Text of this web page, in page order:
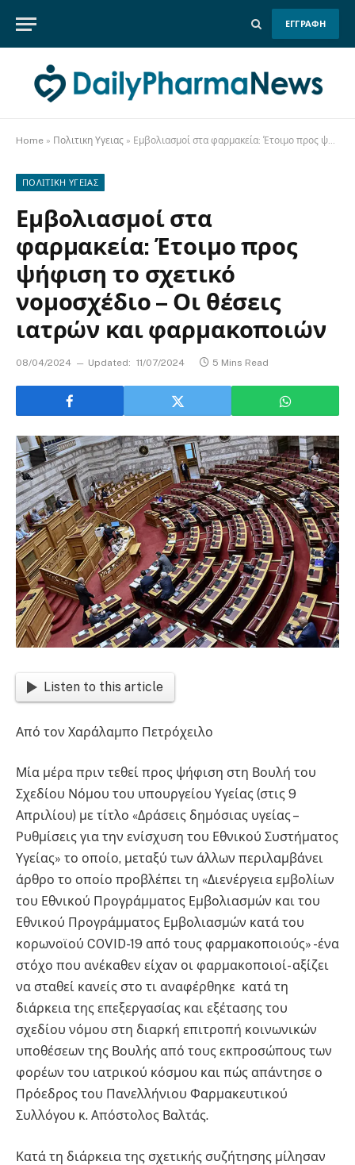
ΕΓΓΡΑΦΗ
Home » Πολιτικη Υγειας » Εμβολιασμοί στα φαρμακεία: Έτοιμο προς ψήφιση το σχετικό νομοσχέδιο – Οι θέσεις ιατρών και φαρμακοποιών
ΠΟΛΙΤΙΚΗ ΥΓΕΙΑΣ
Εμβολιασμοί στα
φαρμακεία: Έτοιμο προς
ψήφιση το σχετικό
νομοσχέδιο – Οι θέσεις
ιατρών και φαρμακοποιών
08/04/2024 Updated: 11/07/2024 5 Mins Read
Listen to this article
Από τον Χαράλαμπο Πετρόχειλο
Μία μέρα πριν τεθεί προς ψήφιση στη Βουλή του
Σχεδίου Νόμου του υπουργείου Υγείας (στις 9
Απριλίου) με τίτλο «Δράσεις δημόσιας υγείας –
Ρυθμίσεις για την ενίσχυση του Εθνικού Συστήματος
Υγείας» το οποίο, μεταξύ των άλλων περιλαμβάνει
άρθρο το οποίο προβλέπει τη «Διενέργεια εμβολίων
του Εθνικού Προγράμματος Εμβολιασμών και του
Εθνικού Προγράμματος Εμβολιασμών κατά του
κορωνοϊού COVID-19 από τους φαρμακοποιούς» -ένα
στόχο που ανέκαθεν είχαν οι φαρμακοποιοί- αξίζει
να σταθεί κανείς στο τι αναφέρθηκε κατά τη
διάρκεια της επεξεργασίας και εξέτασης του
σχεδίου νόμου στη διαρκή επιτροπή κοινωνικών
υποθέσεων της Βουλής από τους εκπροσώπους των
φορέων του ιατρικού κόσμου και πώς απάντησε ο
Πρόεδρος του Πανελλήνιου Φαρμακευτικού
Συλλόγου κ. Απόστολος Βαλτάς.
Κατά τη διάρκεια της σχετικής συζήτησης μίλησαν